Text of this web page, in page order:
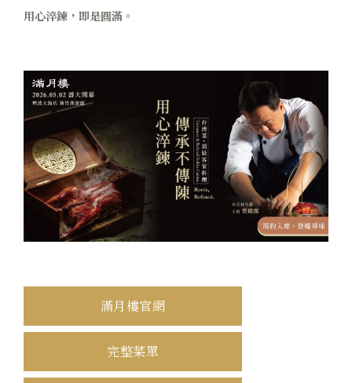
用心淬鍊，即是圓滿。
滿月樓官網
完整菜單